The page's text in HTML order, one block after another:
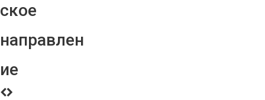
ское
направлен
ие